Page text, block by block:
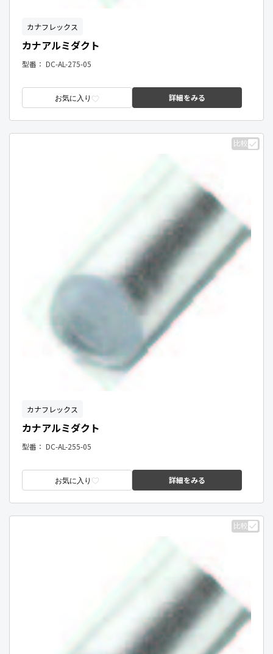
カナフレックス
カナアルミダクト
型番： DC-AL-275-05
お気に入り 詳細をみる
比較
カナフレックス
カナアルミダクト
型番： DC-AL-255-05
お気に入り 詳細をみる
比較